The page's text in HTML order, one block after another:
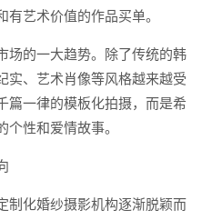
艺术价值的作品买单。
场的一大趋势。除了传统的韩
实、艺术肖像等风格越来越受
篇一律的模板化拍摄，而是希
性和爱情故事。
制化婚纱摄影机构逐渐脱颖而